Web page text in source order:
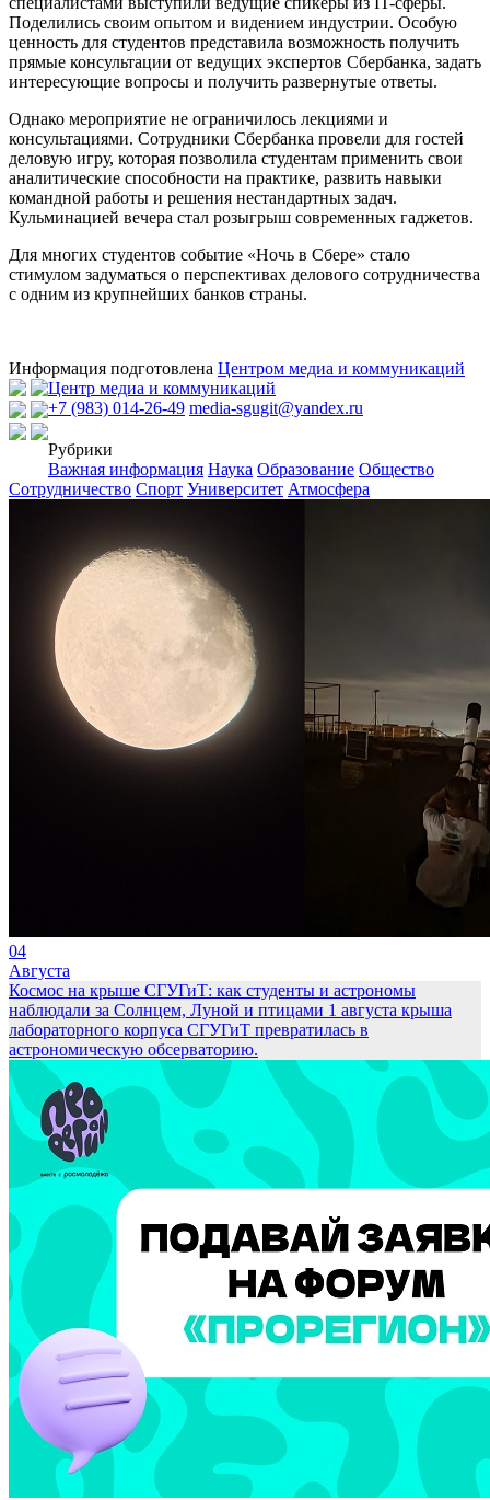
Поделились своим опытом и видением индустрии. Особую
ценность для студентов представила возможность получить
прямые консультации от ведущих экспертов Сбербанка, задать
интересующие вопросы и получить развернутые ответы.
Однако мероприятие не ограничилось лекциями и
консультациями. Сотрудники Сбербанка провели для гостей
деловую игру, которая позволила студентам применить свои
аналитические способности на практике, развить навыки
командной работы и решения нестандартных задач.
Кульминацией вечера стал розыгрыш современных гаджетов.
Для многих студентов событие «Ночь в Сбере» стало
стимулом задуматься о перспективах делового сотрудничества
с одним из крупнейших банков страны.⁠
Информация подготовлена Центром медиа и коммуникаций
Центр медиа и коммуникаций
+7 (983) 014-26-49 media-sgugit@yandex.ru
Рубрики
Важная информация Наука Образование Общество
Сотрудничество Спорт Университет Атмосфера
04
Августа
Космос на крыше СГУГиТ: как студенты и астрономы
наблюдали за Солнцем, Луной и птицами 1 августа крыша
лабораторного корпуса СГУГиТ превратилась в
астрономическую обсерваторию.